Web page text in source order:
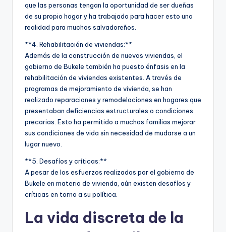
que las personas tengan la oportunidad de ser dueñas
de su propio hogar y ha trabajado para hacer esto una
realidad para muchos salvadoreños.
**4. Rehabilitación de viviendas:**
Además de la construcción de nuevas viviendas, el
gobierno de Bukele también ha puesto énfasis en la
rehabilitación de viviendas existentes. A través de
programas de mejoramiento de vivienda, se han
realizado reparaciones y remodelaciones en hogares que
presentaban deficiencias estructurales o condiciones
precarias. Esto ha permitido a muchas familias mejorar
sus condiciones de vida sin necesidad de mudarse a un
lugar nuevo.
**5. Desafíos y críticas:**
A pesar de los esfuerzos realizados por el gobierno de
Bukele en materia de vivienda, aún existen desafíos y
críticas en torno a su política.
La vida discreta de la